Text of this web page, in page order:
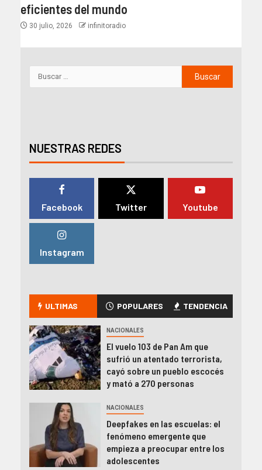
eficientes del mundo​
30 julio, 2026 infinitoradio
NUESTRAS REDES
Facebook Twitter Youtube
Instagram
ULTIMAS POPULARES TENDENCIA
NACIONALES
El vuelo 103 de Pan Am que
sufrió un atentado terrorista,
cayó sobre un pueblo escocés
y mató a 270 personas
NACIONALES
Deepfakes en las escuelas: el
fenómeno emergente que
empieza a preocupar entre los
adolescentes